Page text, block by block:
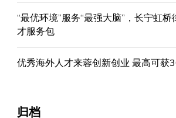
“最优环境”服务“最强大脑”，长宁虹
才服务包
优秀海外人才来蓉创新创业 最高可获
归档